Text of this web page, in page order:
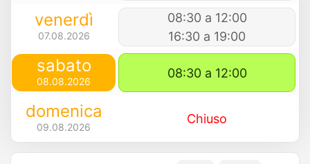
venerdì
07.08.2026
08:30 a 12:00
16:30 a 19:00
sabato
08.08.2026
08:30 a 12:00
domenica
09.08.2026
Chiuso